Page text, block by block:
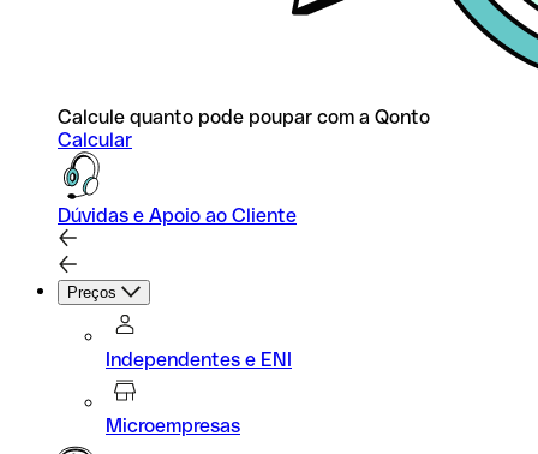
Calcule quanto pode poupar com a Qonto
Calcular
Dúvidas e Apoio ao Cliente
Preços
Independentes e ENI
Microempresas